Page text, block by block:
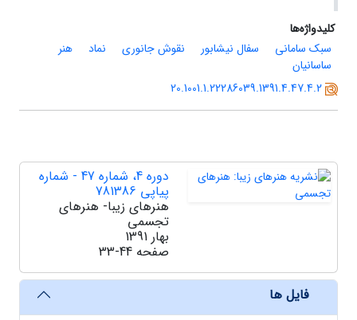
کلیدواژه‌ها
سبک سامانی
سفال نیشابور نقوش جانوری نماد
هنر
ساسانیان
20.1001.1.22286039.1391.4.47.4.2
دوره 4، شماره 47 - شماره
پیاپی 781386
هنرهای زیبا- هنرهای
تجسمی
بهار 1391
صفحه 33-44
فایل ها